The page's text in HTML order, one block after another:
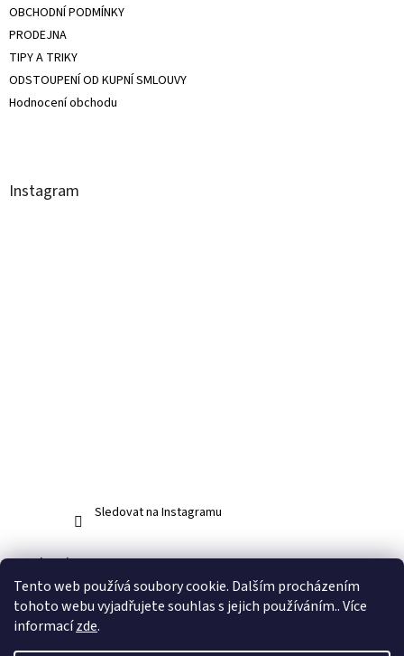
Tento web používá soubory cookie. Dalším procházením
tohoto webu vyjadřujete souhlas s jejich používáním.. Více
informacízde.
OBCHODNÍ PODMÍNKY
PRODEJNA
TIPY A TRIKY
ODSTOUPENÍ OD KUPNÍ SMLOUVY
Hodnocení obchodu
Instagram
Sledovat na Instagramu
Facebook